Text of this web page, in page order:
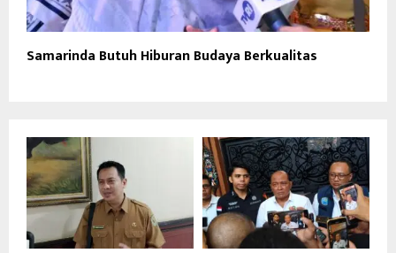
Samarinda Butuh Hiburan Budaya Berkualitas